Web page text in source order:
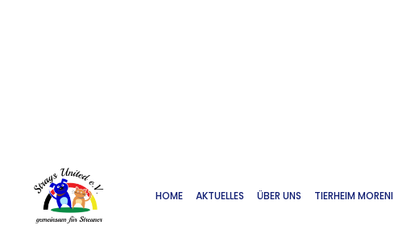
HOME AKTUELLES ÜBER UNS TIERHEIM MORENI